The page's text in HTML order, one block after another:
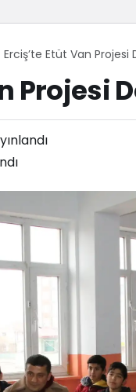
Erciş’te Etüt Van Projesi
Projesi